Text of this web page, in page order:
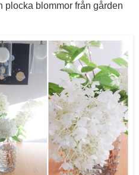
plocka blommor från gården